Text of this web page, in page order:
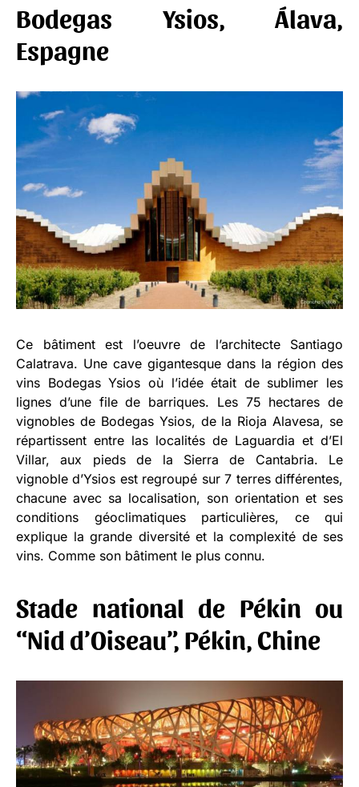
Bodegas Ysios, Álava,
Espagne
Ce bâtiment est l’oeuvre de l’architecte Santiago
Calatrava. Une cave gigantesque dans la région des
vins Bodegas Ysios où l’idée était de sublimer les
lignes d’une file de barriques. Les 75 hectares de
vignobles de Bodegas Ysios, de la Rioja Alavesa, se
répartissent entre las localités de Laguardia et d’El
Villar, aux pieds de la Sierra de Cantabria. Le
vignoble d’Ysios est regroupé sur 7 terres différentes,
chacune avec sa localisation, son orientation et ses
conditions géoclimatiques particulières, ce qui
explique la grande diversité et la complexité de ses
vins. Comme son bâtiment le plus connu.
Stade national de Pékin ou
“Nid d’Oiseau”, Pékin, Chine